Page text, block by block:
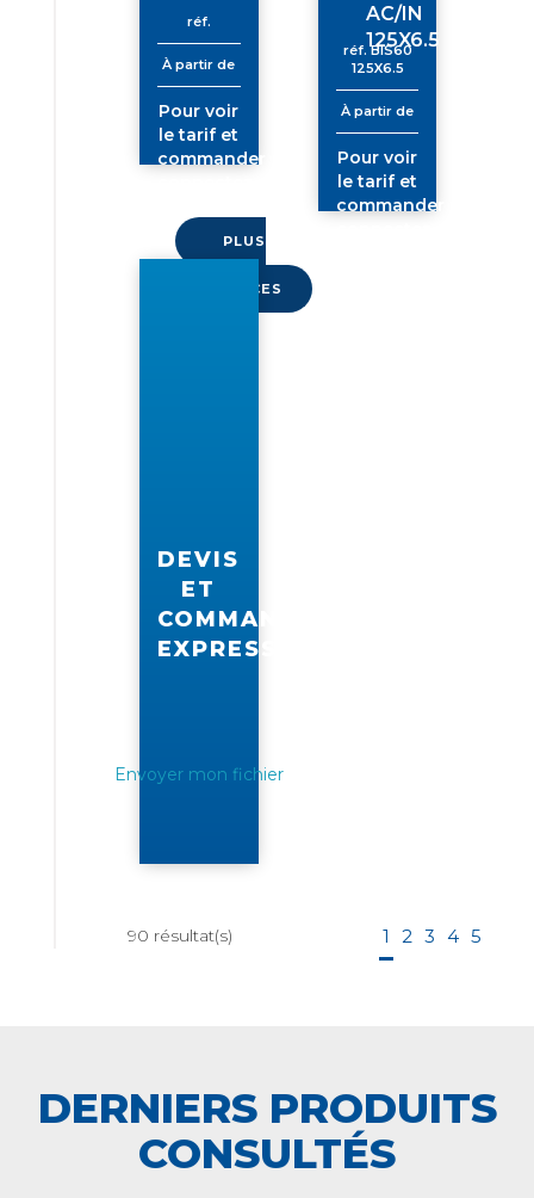
réf.
À partir de
Pour voir
le tarif et
commander
PLUS
DE
RÉFÉRENCES
AC/IN
125X6.5
réf.BIS60
125X6.5
À partir de
Pour voir
le tarif et
commander
DEVIS
ET
COMMANDE
EXPRESS
Envoyer mon fichier
90 résultat(s) 1 2 3 4 5
DERNIERS PRODUITS
CONSULTÉS